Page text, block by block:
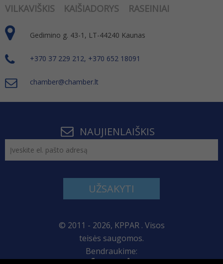
VILKAVIŠKIS
KAIŠIADORYS RASEINIAI
Gedimino g. 43-1, LT-44240 Kaunas
+370 37 229 212, +370 652 18091
chamber@chamber.lt
NAUJIENLAIŠKIS
UŽSAKYTI
© 2011 - 2026, KPPAR . Visos
teisės saugomos.
Bendraukime: